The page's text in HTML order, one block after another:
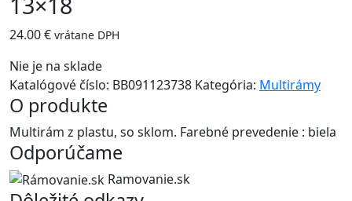
24.00€ vrátane DPH
Nie je na sklade
Katalógové číslo: BB091123738 Kategória: Multirámy
O produkte
Multirám z plastu, so sklom. Farebné prevedenie : biela
Odporúčame
Ramovanie.sk